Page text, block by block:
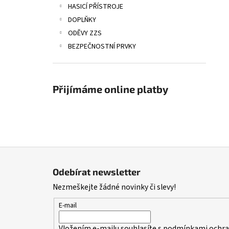
HASICÍ PŘÍSTROJE
DOPLŇKY
ODĚVY ZZS
BEZPEČNOSTNÍ PRVKY
Přijímáme online platby
Odebírat newsletter
Nezmeškejte žádné novinky či slevy!
E-mail